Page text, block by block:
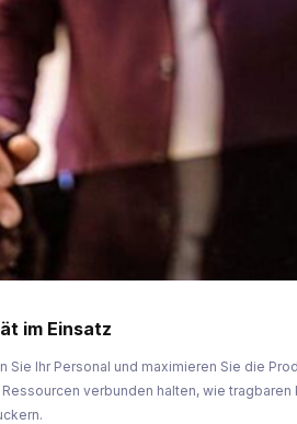
im Einsatz
Sie Ihr Personal und maximieren Sie die
verbunden halten, wie tragbaren